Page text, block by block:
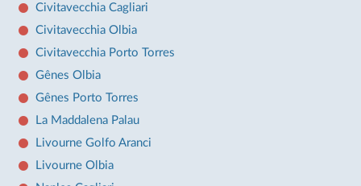
Civitavecchia Cagliari
Civitavecchia Olbia
Civitavecchia Porto Torres
Gênes Olbia
Gênes Porto Torres
La Maddalena Palau
Livourne Golfo Aranci
Livourne Olbia